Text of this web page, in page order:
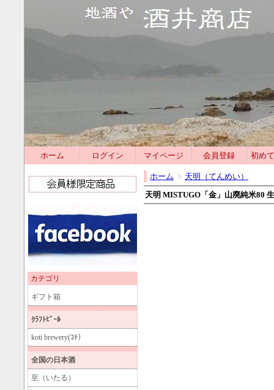
ホーム ログイン マイページ 会員登録 初め
ホーム > 天明（てんめい）
天明 MISTUGO「金」山廃純米80
カテゴリ
ギフト箱
ｸﾗﾌﾄﾋﾞｰﾙ
koti brewery(ｺﾁ）
全国の日本酒
至（いたる）